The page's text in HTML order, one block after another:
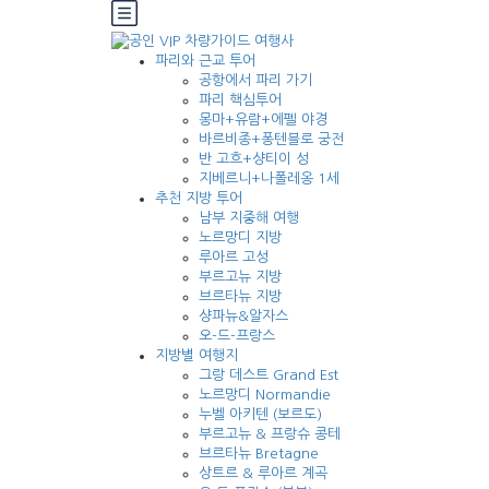
파리와 근교 투어
공항에서 파리 가기
파리 핵심투어
몽마+유람+에펠 야경
바르비종+퐁텐블로 궁전
반 고흐+샹티이 성
지베르니+나폴레옹 1세
추천 지방 투어
남부 지중해 여행
노르망디 지방
루아르 고성
부르고뉴 지방
브르타뉴 지방
샹파뉴&알자스
오-드-프랑스
지방별 여행지
그랑 데스트 Grand Est
노르망디 Normandie
누벨 아키텐 (보르도)
부르고뉴 & 프랑슈 콩테
브르타뉴 Bretagne
상트르 & 루아르 계곡